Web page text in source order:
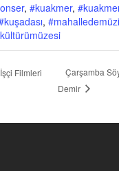
, #kuakmer,
,
Filmleri
Çarşamba
Demir